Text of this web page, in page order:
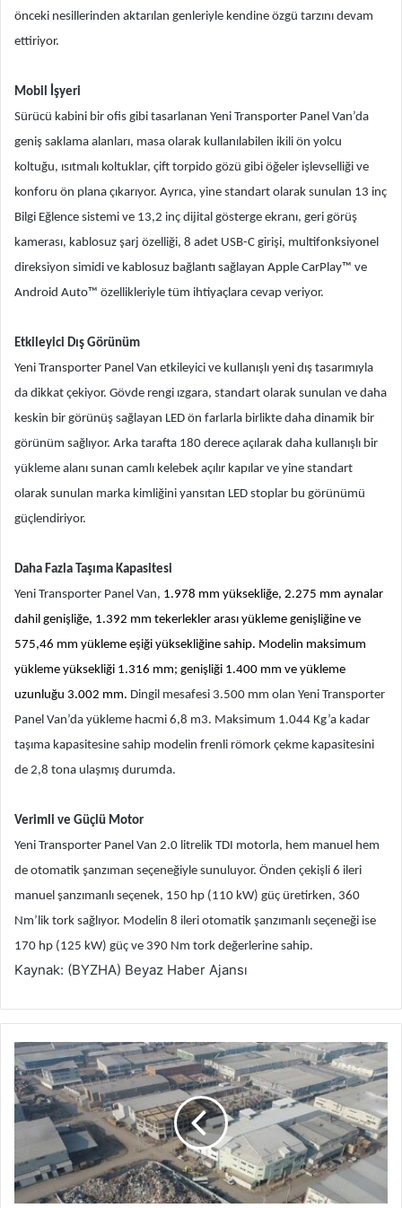
önceki nesillerinden aktarılan genleriyle kendine özgü tarzını devam
ettiriyor.
Mobil İşyeri
Sürücü kabini bir ofis gibi tasarlanan Yeni Transporter Panel Van’da
geniş saklama alanları, masa olarak kullanılabilen ikili ön yolcu
koltuğu, ısıtmalı koltuklar, çift torpido gözü gibi öğeler işlevselliği ve
konforu ön plana çıkarıyor. Ayrıca, yine standart olarak sunulan 13 inç
Bilgi Eğlence sistemi ve 13,2 inç dijital gösterge ekranı, geri görüş
kamerası, kablosuz şarj özelliği, 8 adet USB-C girişi, multifonksiyonel
direksiyon simidi ve kablosuz bağlantı sağlayan Apple CarPlay™ ve
Android Auto™ özellikleriyle tüm ihtiyaçlara cevap veriyor.
Etkileyici Dış Görünüm
Yeni Transporter Panel Van etkileyici ve kullanışlı yeni dış tasarımıyla
da dikkat çekiyor. Gövde rengi ızgara, standart olarak sunulan ve daha
keskin bir görünüş sağlayan LED ön farlarla birlikte daha dinamik bir
görünüm sağlıyor. Arka tarafta 180 derece açılarak daha kullanışlı bir
yükleme alanı sunan camlı kelebek açılır kapılar ve yine standart
olarak sunulan marka kimliğini yansıtan LED stoplar bu görünümü
güçlendiriyor.
Daha Fazla Taşıma Kapasitesi
Yeni Transporter Panel Van, 1.978 mm yüksekliğe, 2.275 mm aynalar
dahil genişliğe, 1.392 mm tekerlekler arası yükleme genişliğine ve
575,46 mm yükleme eşiği yüksekliğine sahip. Modelin maksimum
yükleme yüksekliği 1.316 mm; genişliği 1.400 mm ve yükleme
uzunluğu 3.002 mm. Dingil mesafesi 3.500 mm olan Yeni Transporter
Panel Van’da yükleme hacmi 6,8 m3. Maksimum 1.044 Kg’a kadar
taşıma kapasitesine sahip modelin frenli römork çekme kapasitesini
de 2,8 tona ulaşmış durumda.
Verimli ve Güçlü Motor
Yeni Transporter Panel Van 2.0 litrelik TDI motorla, hem manuel hem
de otomatik şanzıman seçeneğiyle sunuluyor. Önden çekişli 6 ileri
manuel şanzımanlı seçenek, 150 hp (110 kW) güç üretirken, 360
Nm’lik tork sağlıyor. Modelin 8 ileri otomatik şanzımanlı seçeneği ise
170 hp (125 kW) güç ve 390 Nm tork değerlerine sahip.
Kaynak: (BYZHA) Beyaz Haber Ajansı
E
n
d
ü
s
r
i
y